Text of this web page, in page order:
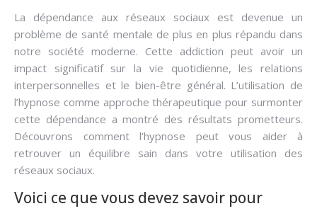
La dépendance aux réseaux sociaux est devenue un
problème de santé mentale de plus en plus répandu dans
notre société moderne. Cette addiction peut avoir un
impact significatif sur la vie quotidienne, les relations
interpersonnelles et le bien-être général. L’utilisation de
l’hypnose comme approche thérapeutique pour surmonter
cette dépendance a montré des résultats prometteurs.
Découvrons comment l’hypnose peut vous aider à
retrouver un équilibre sain dans votre utilisation des
réseaux sociaux.
Voici ce que vous devez savoir pour